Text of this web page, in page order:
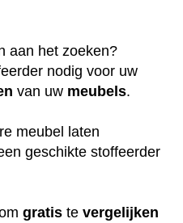
aan het zoeken?
nodig voor uw
van uw meubels.
meubel laten
geschikte stoffeerder
gratis te vergelijken